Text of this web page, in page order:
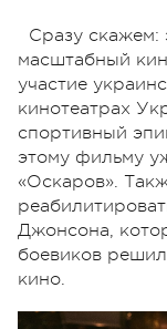
Сразу
масштабный
участие
кинотеатрах
спортивный
этому фильму
«Оскаров».
Джонсона,
боевиков
кино.